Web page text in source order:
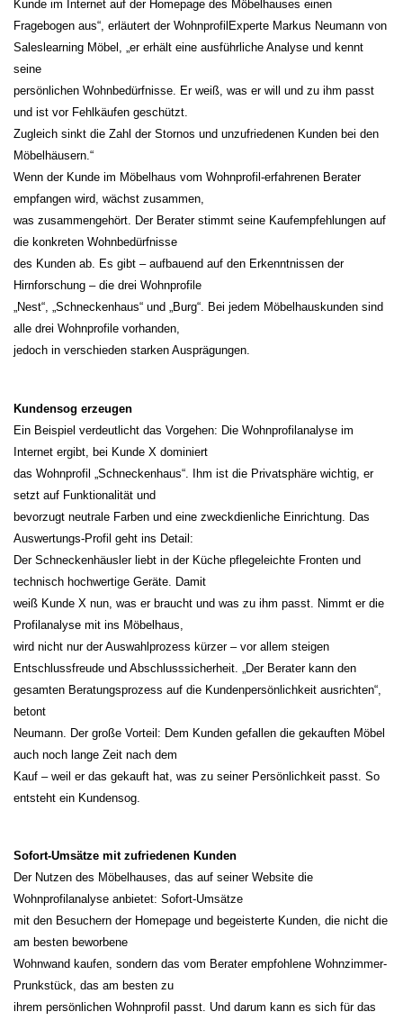
Kunde im Internet auf der Homepage des Möbelhauses einen
Fragebogen aus“, erläutert der WohnprofilExperte Markus Neumann von
Saleslearning Möbel, „er erhält eine ausführliche Analyse und kennt
seine
persönlichen Wohnbedürfnisse. Er weiß, was er will und zu ihm passt
und ist vor Fehlkäufen geschützt.
Zugleich sinkt die Zahl der Stornos und unzufriedenen Kunden bei den
Möbelhäusern.“
Wenn der Kunde im Möbelhaus vom Wohnprofil-erfahrenen Berater
empfangen wird, wächst zusammen,
was zusammengehört. Der Berater stimmt seine Kaufempfehlungen auf
die konkreten Wohnbedürfnisse
des Kunden ab. Es gibt – aufbauend auf den Erkenntnissen der
Hirnforschung – die drei Wohnprofile
„Nest“, „Schneckenhaus“ und „Burg“. Bei jedem Möbelhauskunden sind
alle drei Wohnprofile vorhanden,
jedoch in verschieden starken Ausprägungen.
Kundensog erzeugen
Ein Beispiel verdeutlicht das Vorgehen: Die Wohnprofilanalyse im
Internet ergibt, bei Kunde X dominiert
das Wohnprofil „Schneckenhaus“. Ihm ist die Privatsphäre wichtig, er
setzt auf Funktionalität und
bevorzugt neutrale Farben und eine zweckdienliche Einrichtung. Das
Auswertungs-Profil geht ins Detail:
Der Schneckenhäusler liebt in der Küche pflegeleichte Fronten und
technisch hochwertige Geräte. Damit
weiß Kunde X nun, was er braucht und was zu ihm passt. Nimmt er die
Profilanalyse mit ins Möbelhaus,
wird nicht nur der Auswahlprozess kürzer – vor allem steigen
Entschlussfreude und Abschlusssicherheit. „Der Berater kann den
gesamten Beratungsprozess auf die Kundenpersönlichkeit ausrichten“,
betont
Neumann. Der große Vorteil: Dem Kunden gefallen die gekauften Möbel
auch noch lange Zeit nach dem
Kauf – weil er das gekauft hat, was zu seiner Persönlichkeit passt. So
entsteht ein Kundensog.
Sofort-Umsätze mit zufriedenen Kunden
Der Nutzen des Möbelhauses, das auf seiner Website die
Wohnprofilanalyse anbietet: Sofort-Umsätze
mit den Besuchern der Homepage und begeisterte Kunden, die nicht die
am besten beworbene
Wohnwand kaufen, sondern das vom Berater empfohlene Wohnzimmer-
Prunkstück, das am besten zu
ihrem persönlichen Wohnprofil passt. Und darum kann es sich für das